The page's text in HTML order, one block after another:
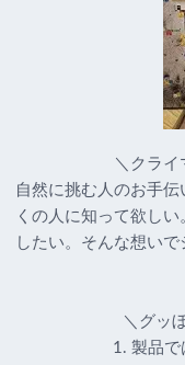
＼クライ
自然に挑む人のお手
くの人に知って欲し
したい。そんな想い
＼グッ
1. 製品で